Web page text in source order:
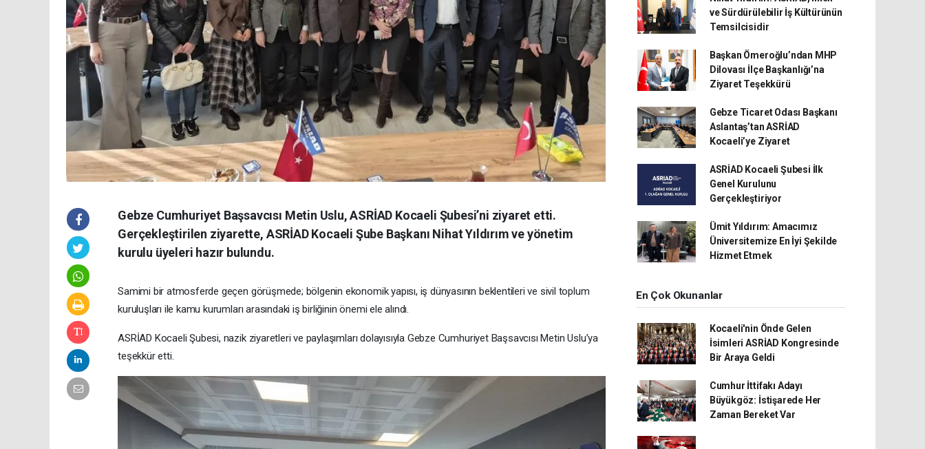
Gebze Cumhuriyet Başsavcısı Metin Uslu, ASRİAD Kocaeli Şubesi’ni ziyaret etti.
Gerçekleştirilen ziyarette, ASRİAD Kocaeli Şube Başkanı Nihat Yıldırım ve yönetim
kurulu üyeleri hazır bulundu.
Samimi bir atmosferde geçen görüşmede; bölgenin ekonomik yapısı, iş dünyasının beklentileri ve sivil toplum
kuruluşları ile kamu kurumları arasındaki iş birliğinin önemi ele alındı.
ASRİAD Kocaeli Şubesi, nazik ziyaretleri ve paylaşımları dolayısıyla Gebze Cumhuriyet Başsavcısı Metin Uslu’ya
teşekkür etti.
ve Sürdürülebilir İş Kültürünün
Temsilcisidir
Başkan Ömeroğlu’ndan MHP
Dilovası İlçe Başkanlığı’na
Ziyaret Teşekkürü
Gebze Ticaret Odası Başkanı
Aslantaş’tan ASRİAD
Kocaeli’ye Ziyaret
ASRİAD Kocaeli Şubesi İlk
Genel Kurulunu
Gerçekleştiriyor
Ümit Yıldırım: Amacımız
Üniversitemize En İyi Şekilde
Hizmet Etmek
En Çok Okunanlar
Kocaeli'nin Önde Gelen
İsimleri ASRİAD Kongresinde
Bir Araya Geldi
Cumhur İttifakı Adayı
Büyükgöz: İstişarede Her
Zaman Bereket Var